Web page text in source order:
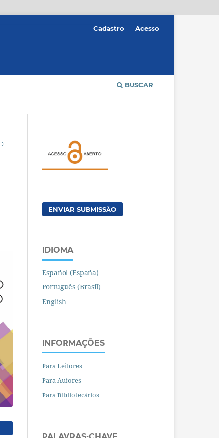
BUSCAR
Cadastro Acesso
ENVIAR SUBMISSÃO
IDIOMA
Español (España)
Português (Brasil)
English
INFORMAÇÕES
Para Leitores
Para Autores
Para Bibliotecários